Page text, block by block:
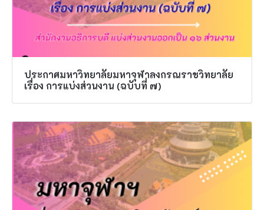
ประกาศมหาวิทยาลัยมหาจุฬาลงกรณราชวิทยาลัย
เรื่อง การแบ่งส่วนงาน (ฉบับที่ ๗)